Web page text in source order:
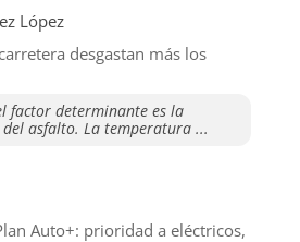
López
desgastan más los
factor determinante es la
asfalto. La temperatura ...
Auto+: prioridad a eléctricos,